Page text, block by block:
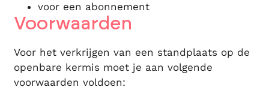
voor een abonnement
Voorwaarden
Voor het verkrijgen van een standplaats op de
openbare kermis moet je aan volgende
voorwaarden voldoen: